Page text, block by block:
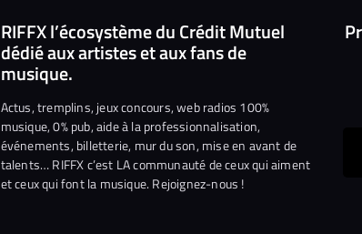
RIFFX l’écosystème du Crédit Mutuel
dédié aux artistes et aux fans de
musique.
Actus, tremplins, jeux concours, web radios 100%
musique, 0% pub, aide à la professionnalisation,
événements, billetterie, mur du son, mise en avant de
talents… RIFFX c’est LA communauté de ceux qui aiment
et ceux qui font la musique. Rejoignez-nous !